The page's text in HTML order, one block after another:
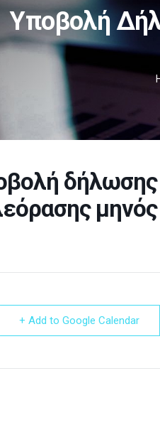
Υποβολή
δήλωσης
+ Add to Google Calendar